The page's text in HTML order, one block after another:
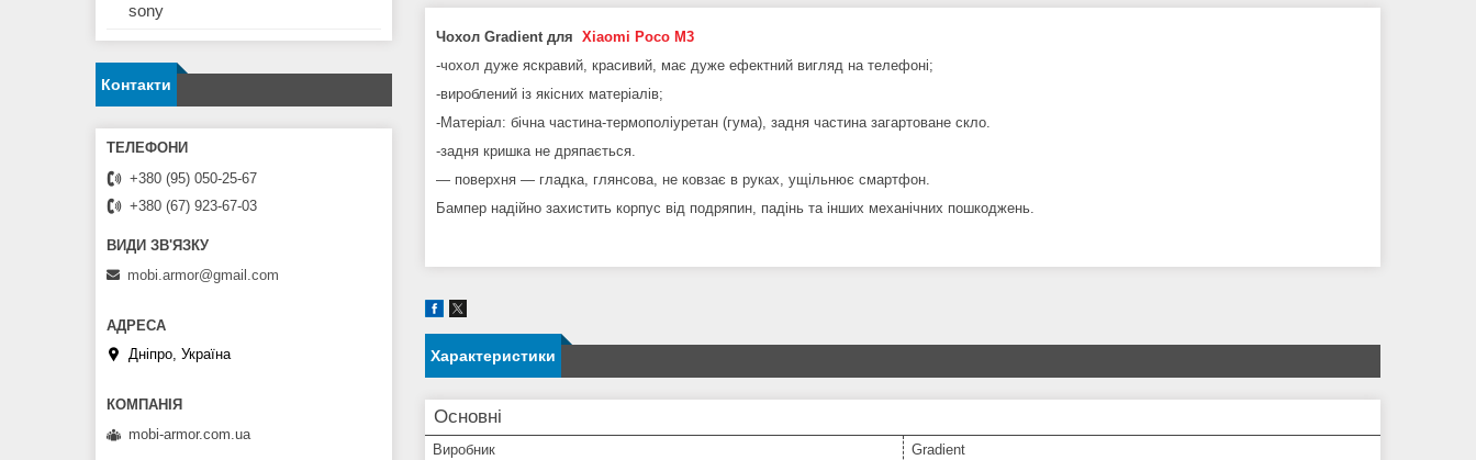
Чохол Gradient для Xiaomi Poco M3
-чохол дуже яскравий, красивий, має дуже ефектний вигляд на телефоні;
-вироблений із якісних матеріалів;
-Матеріал: бічна частина-термополіуретан (гума), задня частина загартоване скло.
-задня кришка не дряпається.
— поверхня — гладка, глянсова, не ковзає в руках, ущільнює смартфон.
Бампер надійно захистить корпус від подряпин, падінь та інших механічних пошкоджень.
Характеристики
Основні
Виробник
Gradient
sony
Контакти
+380 (95) 050-25-67
+380 (67) 923-67-03
mobi.armor@gmail.com
Дніпро, Україна
mobi-armor.com.ua